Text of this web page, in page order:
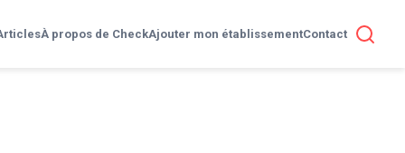
À propos de CheckAjouter mon établissementContact